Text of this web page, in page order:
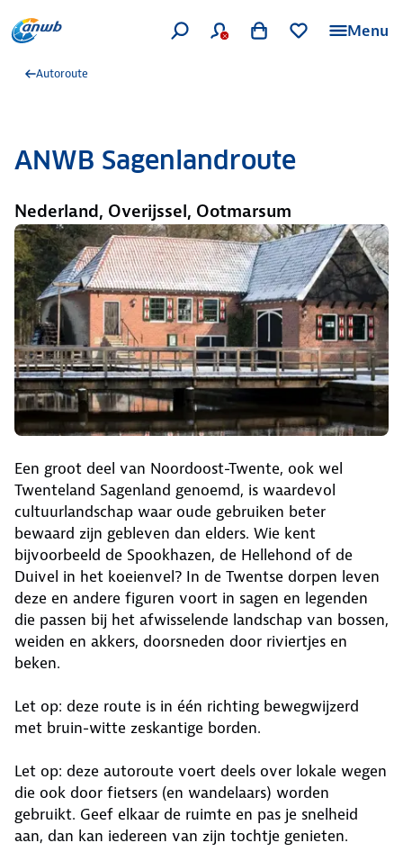
Menu
Autoroute
ANWB Sagenlandroute
Nederland, Overijssel, Ootmarsum
Een groot deel van Noordoost-Twente, ook wel
Twenteland Sagenland genoemd, is waardevol
cultuurlandschap waar oude gebruiken beter
bewaard zijn gebleven dan elders. Wie kent
bijvoorbeeld de Spookhazen, de Hellehond of de
Duivel in het koeienvel? In de Twentse dorpen leven
deze en andere figuren voort in sagen en legenden
die passen bij het afwisselende landschap van bossen,
weiden en akkers, doorsneden door riviertjes en
beken.
Let op: deze route is in één richting bewegwijzerd
met bruin-witte zeskantige borden.
Let op: deze autoroute voert deels over lokale wegen
die ook door fietsers (en wandelaars) worden
gebruikt. Geef elkaar de ruimte en pas je snelheid
aan, dan kan iedereen van zijn tochtje genieten.